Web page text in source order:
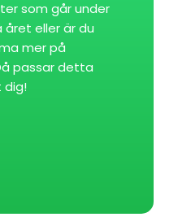
som går under
året eller är du
mer på
passar detta
dig!